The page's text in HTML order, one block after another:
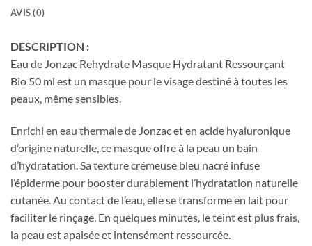
AVIS (0)
DESCRIPTION :
Eau de Jonzac Rehydrate Masque Hydratant Ressourçant
Bio 50 ml est un masque pour le visage destiné à toutes les
peaux, même sensibles.
Enrichi en eau thermale de Jonzac et en acide hyaluronique
d’origine naturelle, ce masque offre à la peau un bain
d’hydratation. Sa texture crémeuse bleu nacré infuse
l’épiderme pour booster durablement l’hydratation naturelle
cutanée. Au contact de l’eau, elle se transforme en lait pour
faciliter le rinçage. En quelques minutes, le teint est plus frais,
la peau est apaisée et intensément ressourcée.